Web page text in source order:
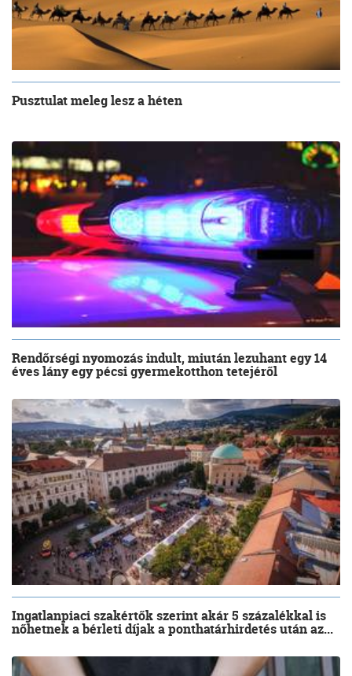
Pusztulat meleg lesz a héten
Rendőrségi nyomozás indult, miután lezuhant egy 14
éves lány egy pécsi gyermekotthon tetejéről
Ingatlanpiaci szakértők szerint akár 5 százalékkal is
nőhetnek a bérleti díjak a ponthatárhirdetés után az...